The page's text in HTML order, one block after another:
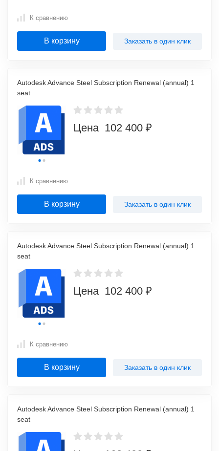
К сравнению
В корзину Заказать в один клик
Autodesk Advance Steel Subscription Renewal (annual) 1
seat
Цена 102 400 ₽
К сравнению
В корзину Заказать в один клик
Autodesk Advance Steel Subscription Renewal (annual) 1
seat
Цена 102 400 ₽
К сравнению
В корзину Заказать в один клик
Autodesk Advance Steel Subscription Renewal (annual) 1
seat